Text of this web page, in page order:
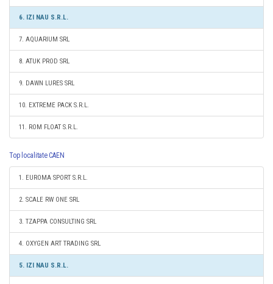
6. IZI NAU S.R.L.
7. AQUARIUM SRL
8. ATUK PROD SRL
9. DAWN LURES SRL
10. EXTREME PACK S.R.L.
11. ROM FLOAT S.R.L.
Top localitate CAEN
1. EUROMA SPORT S.R.L.
2. SCALE RW ONE SRL
3. TZAPPA CONSULTING SRL
4. OXYGEN ART TRADING SRL
5. IZI NAU S.R.L.